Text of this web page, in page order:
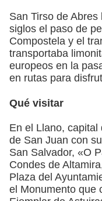
San Tirso de
siglos el paso de
Compostela y el
transportaba
europeos en la
en rutas para
Qué visitar
En el Llano,
de San Juan con
San Salvador, «O
Condes de
Plaza del
el Monumento que